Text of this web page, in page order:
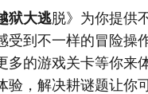
狱大逃脱》为你提供
受到不一样的冒险操
多的游戏关卡等你来
验，解决耕谜题让你